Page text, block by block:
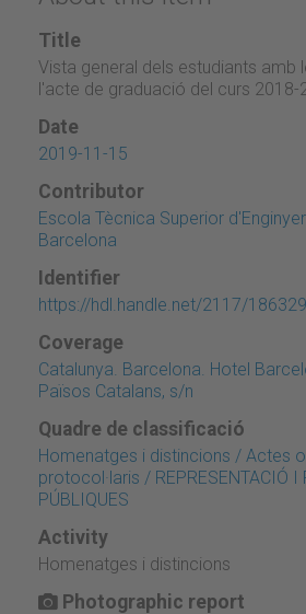
Title
Vista general dels estudiants amb
l'acte de graduació del curs 2018-
Date
2019-11-15
Contributor
Escola Tècnica Superior
Barcelona
Identifier
https://hdl.handle.net/2117/186329
Coverage
Catalunya. Barcelona. Hotel
Països Catalans, s/n
Quadre de classificació
Homenatges i distincions / Actes
protocol·laris / REPRESENTACIÓ I
PÚBLIQUES
Activity
Homenatges i distincions
Photographic report